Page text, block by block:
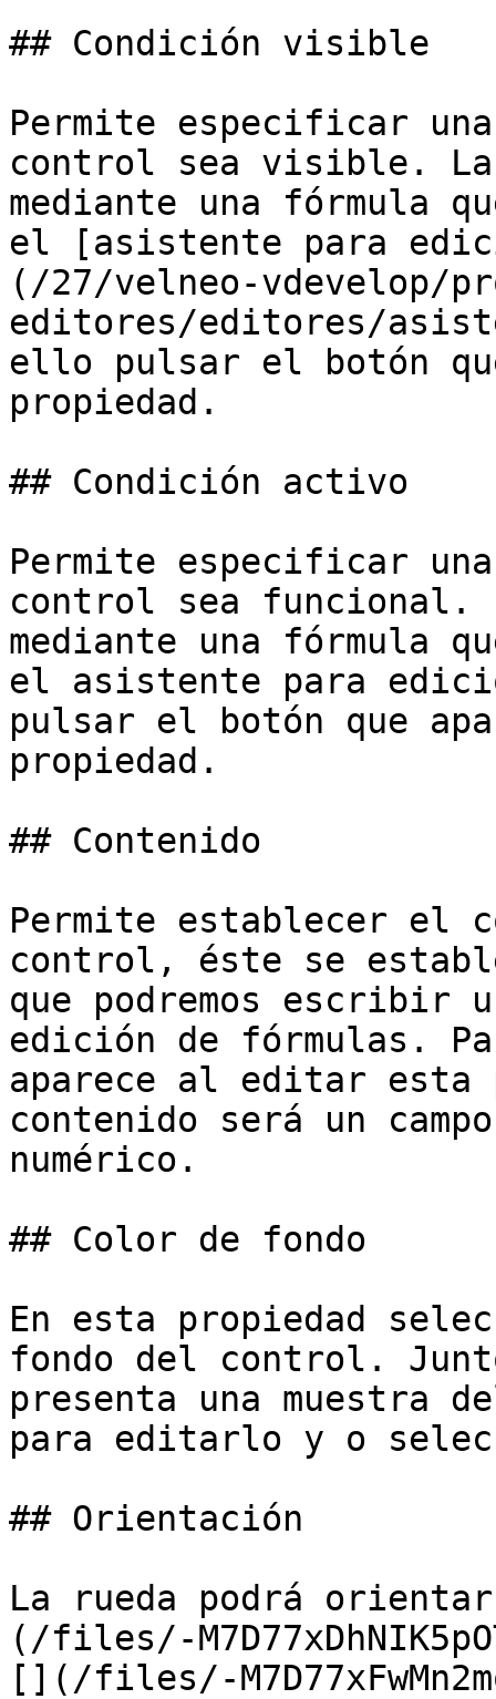
## Condición visible
Permite especificar
control sea visible. La
mediante una fórmula
el [asistente para
(/27/velneo-vdevelop/
editores/editores/
ello pulsar el botón
propiedad.
## Condición activo
Permite especificar
control sea funcional.
mediante una fórmula
el asistente para
pulsar el botón que
propiedad.
## Contenido
Permite establecer el
control, éste se
que podremos escribir
edición de fórmulas.
aparece al editar esta
contenido será un
numérico.
## Color de fondo
En esta propiedad
fondo del control.
presenta una muestra
para editarlo y o
## Orientación
La rueda podrá
(/files/-
[](/files/-